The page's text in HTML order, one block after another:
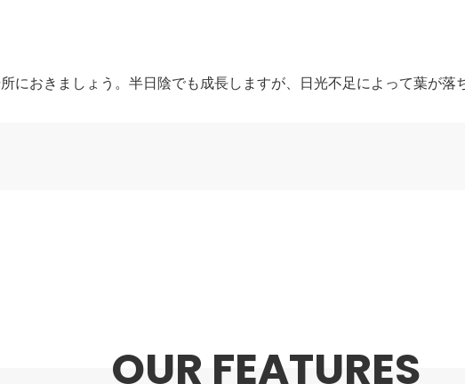
におきましょう。半日陰でも成長しますが、日光不足によって葉が落
OUR FEATURES